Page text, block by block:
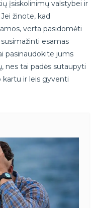
įsiskolinimų valstybei ir
žinote, kad
verta pasidomėti
esamas
pasinaudokite jums
nes tai padės sutaupyti
kartu ir leis gyventi